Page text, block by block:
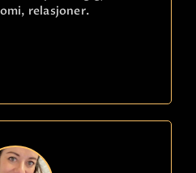
relasjoner.